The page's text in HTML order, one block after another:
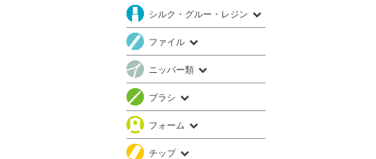
シルク・グルー・レジン
ファイル
ニッパー類
ブラシ
フォーム
チップ